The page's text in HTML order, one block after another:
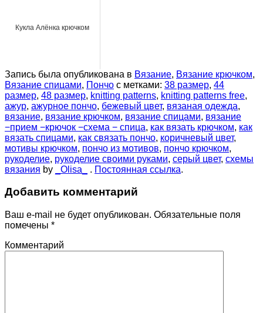
Кукла Алёнка крючком
Запись была опубликована в Вязание, Вязание крючком,
Вязание спицами, Пончо с метками: 38 размер, 44
размер, 48 размер, knitting patterns, knitting patterns free,
ажур, ажурное пончо, бежевый цвет, вязаная одежда,
вязание, вязание крючком, вязание спицами, вязание
−прием −крючок −схема − спица, как вязать крючком, как
вязать спицами, как связать пончо, коричневый цвет,
мотивы крючком, пончо из мотивов, пончо крючком,
рукоделие, рукоделие своими руками, серый цвет, схемы
вязания by _Olisa_ . Постоянная ссылка.
Добавить комментарий
Ваш e-mail не будет опубликован. Обязательные поля
помечены *
Комментарий